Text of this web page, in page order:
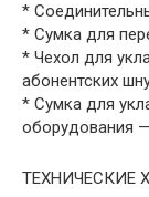
*
* Сумка для
* Чехол для
абонентских
* Сумка для
оборудования
ТЕХНИЧЕСКИЕ